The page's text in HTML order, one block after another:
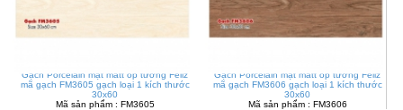
Gạch Porcelain mặt matt ốp tường Feliz
mã gạch FM3605 gạch loại 1 kích thước
30x60
Mã sản phẩm : FM3605
Gạch Porcelain mặt matt ốp tường Feliz
mã gạch FM3606 gạch loại 1 kích thước
30x60
Mã sản phẩm : FM3606